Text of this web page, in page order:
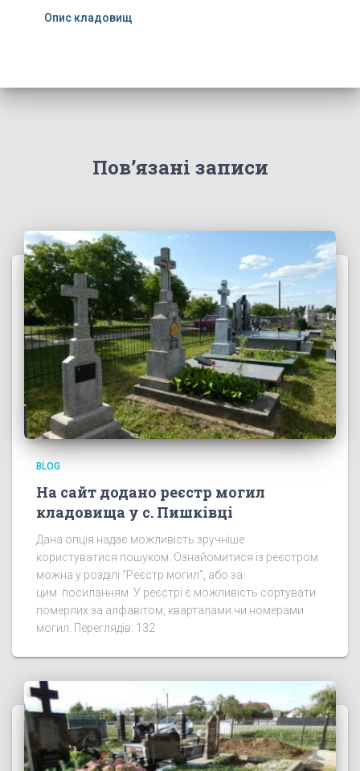
Опис кладовищ
Пов’язані записи
BLOG
На сайт додано реєстр могил
кладовища у с. Пишківці
Дана опція надає можливість зручніше
користуватися пошуком. Ознайомитися із реєстром
можна у розділі “Реєстр могил”, або за
цим посиланням У реєстрі є можливість сортувати
померлих за алфавітом, кварталами чи номерами
могил. Переглядів: 132